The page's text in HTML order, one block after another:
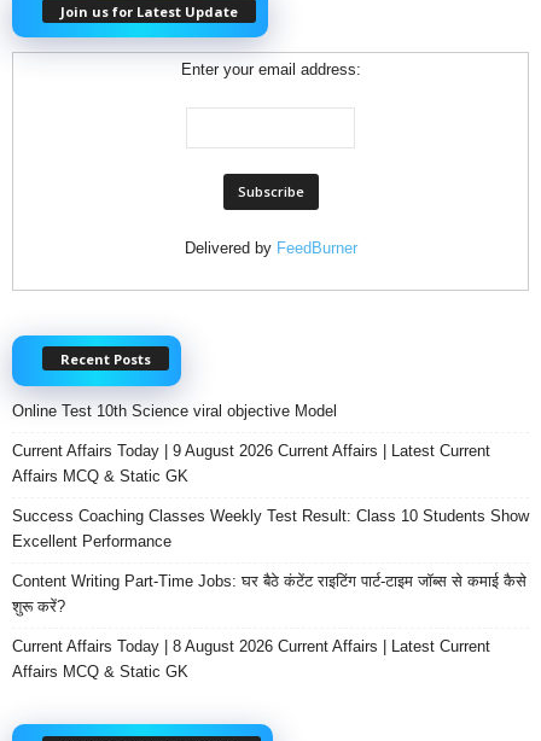
Join us for Latest Update
Enter your email address:
Delivered by FeedBurner
Recent Posts
Online Test 10th Science viral objective Model
Current Affairs Today | 9 August 2026 Current Affairs | Latest Current
Affairs MCQ & Static GK
Success Coaching Classes Weekly Test Result: Class 10 Students Show
Excellent Performance
Content Writing Part-Time Jobs: घर बैठे कंटेंट राइटिंग पार्ट-टाइम जॉब्स से कमाई कैसे
शुरू करें?
Current Affairs Today | 8 August 2026 Current Affairs | Latest Current
Affairs MCQ & Static GK